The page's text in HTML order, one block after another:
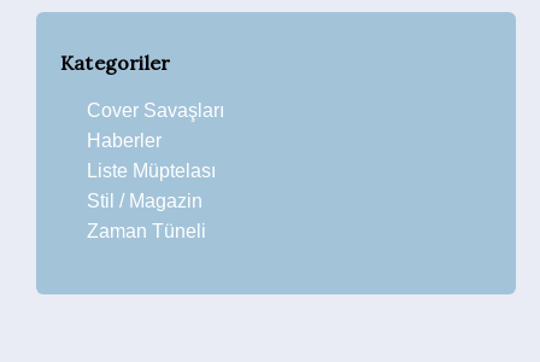
Kategoriler
Cover Savaşları
Haberler
Liste Müptelası
Stil / Magazin
Zaman Tüneli